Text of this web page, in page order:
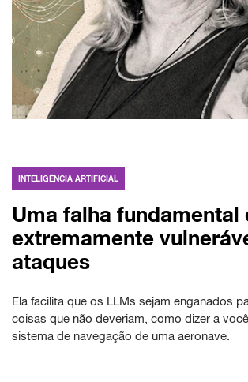
INTELIGÊNCIA ARTIFICIAL
Uma falha fundamental
extremamente
ataques
Ela facilita que os LLMs sejam enganados
coisas que não deveriam, como dizer a
sistema de navegação de uma aeronave.